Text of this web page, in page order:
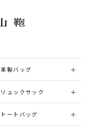
革製バッグ
リュックサック
トートバッグ